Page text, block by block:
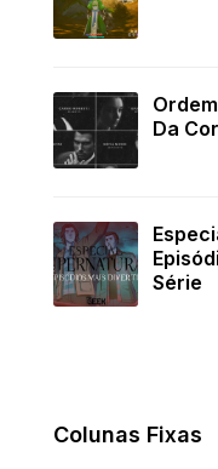
Da
Série
Colunas Fixas